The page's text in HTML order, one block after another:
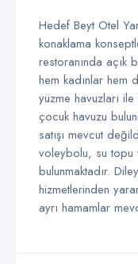
Hedef Beyt Otel
konaklama
restoranında açık
hem kadınlar hem
yüzme havuzları
çocuk havuzu
satışı mevcut
voleybolu, su topu
bulunmaktadır.
hizmetlerinden
ayrı hamamlar